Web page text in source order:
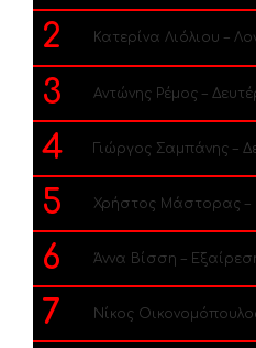
2 Κατερίνα Λιόλιου –
3 Αντώνης Ρέμος –
4 Γιώργος Σαμπάνης –
5 Χρήστος Μάστορας –
6 Άννα Βίσση –
7 Νίκος